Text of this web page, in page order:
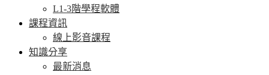
L1-3階學程軟體
課程資訊
線上影音課程
知識分享
最新消息